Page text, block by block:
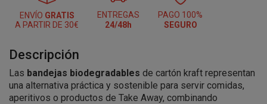
ENVÍO GRATIS
A PARTIR DE 30€
ENTREGAS
24/48h
PAGO 100%
SEGURO
Descripción
Las bandejas biodegradables de cartón kraft representan
una alternativa práctica y sostenible para servir comidas,
aperitivos o productos de Take Away, combinando